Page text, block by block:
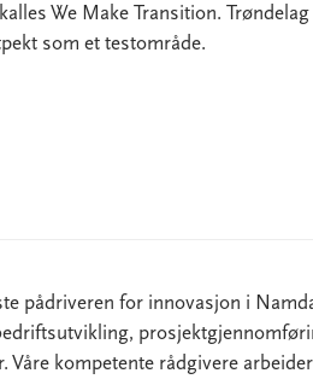
We Make Transition.
som et testområde.
pådriveren for innovasjon i
Våre kompetente rådgivere